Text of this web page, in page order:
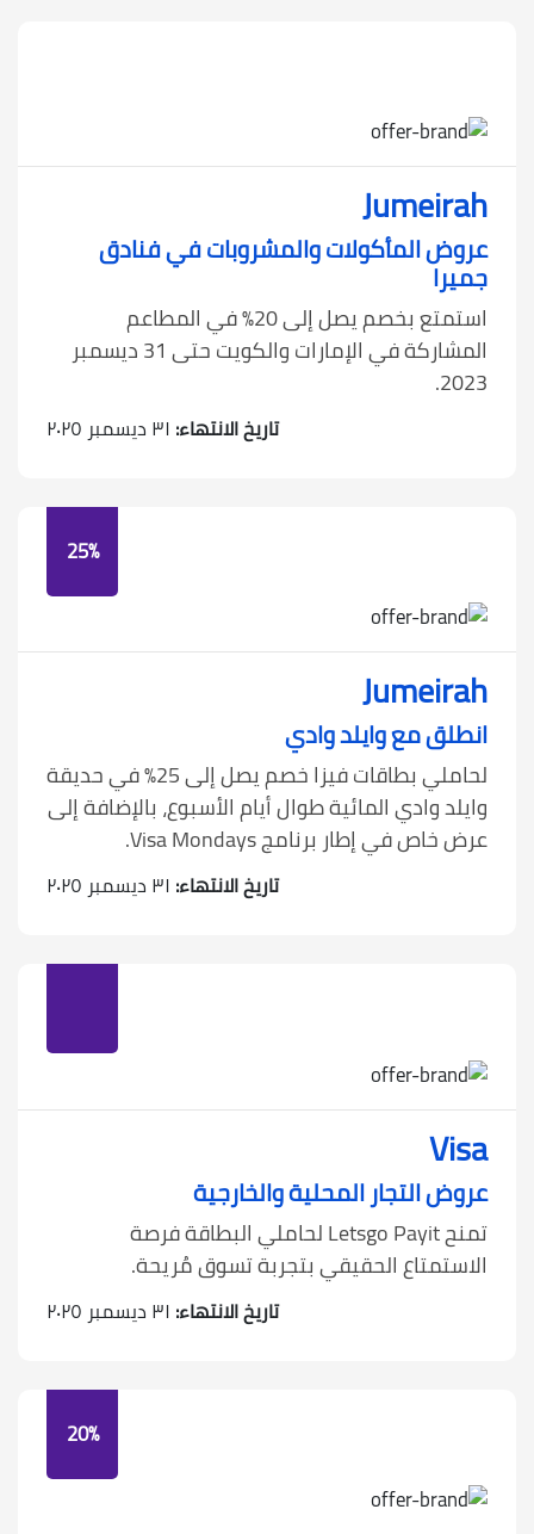
Jumeirah
عروض المأكولات والمشروبات في فنادق
جميرا
استمتع بخصم يصل إلى 20٪ في المطاعم
المشاركة في الإمارات والكويت حتى 31 ديسمبر
2023.
تاريخ الانتهاء: ٣١ ديسمبر ٢٠٢٥
25%
Jumeirah
انطلق مع وايلد وادي
لحاملي بطاقات فيزا خصم يصل إلى 25% في حديقة
وايلد وادي المائية طوال أيام الأسبوع، بالإضافة إلى
عرض خاص في إطار برنامج Visa Mondays.
تاريخ الانتهاء: ٣١ ديسمبر ٢٠٢٥
Visa
عروض التجار المحلية والخارجية
تمنح Letsgo Payit لحاملي البطاقة فرصة
الاستمتاع الحقيقي بتجربة تسوق مُريحة.
تاريخ الانتهاء: ٣١ ديسمبر ٢٠٢٥
20%